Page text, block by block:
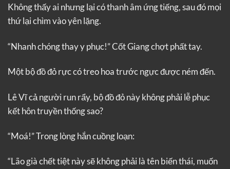
Không thấy ai nhưng lại có thanh âm ứng tiếng, sau đó mọi
thứ lại chìm vào yên lặng.
“Nhanh chóng thay y phục!” Cốt Giang chợt phất tay.
Một bộ đồ đỏ rực có treo hoa trước ngực được ném đến.
Lê Vĩ cả người run rẩy, bộ đồ đỏ này không phải lễ phục
kết hôn truyền thống sao?
“Moá!” Trong lòng hắn cuồng loạn:
“Lão già chết tiệt này sẽ không phải là tên biến thái, muốn